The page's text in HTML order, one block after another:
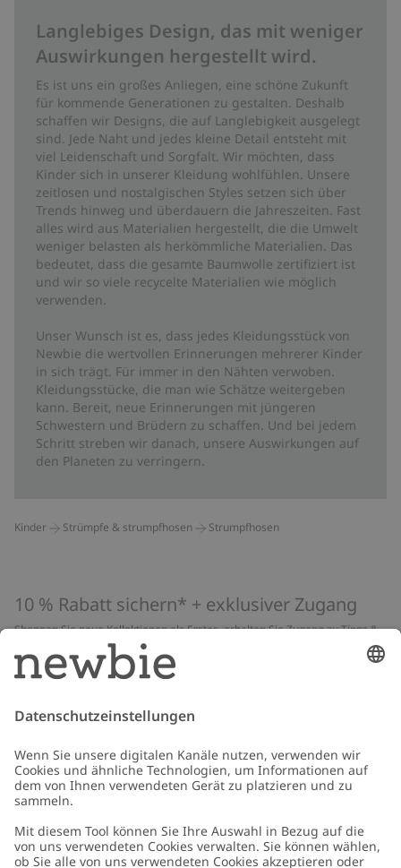
Langlebiges Design, das mit weniger
Auswirkungen hergestellt wird.
Es ist uns ein großes Anliegen, eine schöne Zukunft
für kommende Generationen zu gestalten. Deshalb
schaffen wir Designs, die auf Langlebigkeit ausgelegt
sind. Jede Naht und jedes kleine Detail entsteht mit
viel Leidenschaft und Sorgfalt. Wir möchten, dass
Kinder sich in unserer Kleidung wohlfühlen. Unsere
zeitlosen und nostalgischen Styles setzen sich über
Trends hinweg und überdauern die Jahreszeiten. Fast
alles wird aus Materialien hergestellt, die die Umwelt
weniger belasten als herkömmliche Materialien. Das
bedeutet, dass die gesamte Baumwolle zertifiziert ist
und wir so viele recycelte Materialien wie möglich
verwenden.
Unser Wunsch ist es, dass jedes Kleidungsstück von
Newbie die wertvollen Erinnerungen mehrerer Kinder
in sich trägt. Für immer in den Nähten verwoben.
Kleidungsstücke, die man wie Schätze weitergeben
kann. Bereit, neue Erinnerungen mit jüngeren
Schwestern und Brüdern zu schaffen. Und bei jedem
Schritt streben wir danach, unsere Auswirkungen auf
den Planeten zu verringern.
Kinder Strümpfe & strumpfhosen Strumpfhosen
10 % Rabatt sichern* + exklusiver Zugang
Shoppen Sie neue Kollektionen als Erstes, erhalten Sie Zugang zu Tipps &
Guides und profitieren Sie von exklusiven Angeboten
*Gilt nur für deine erste Bestellung und ist nicht mit anderen Rabatten
oder Angeboten kombinierbar. Gilt nicht für limitierte Artikel. Lies unsere
Schicken